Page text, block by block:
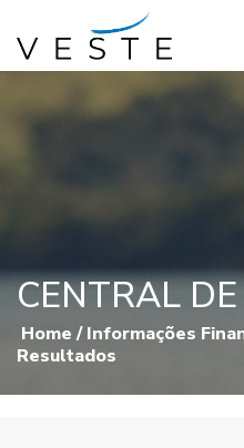
CENTRAL
Home/Informações
Resultados